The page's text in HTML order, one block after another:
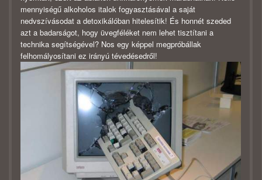
mennyiségű alkoholos italok fogyasztásával a saját
nedvszívásodat a detoxikálóban hitelesítik! És honnét szeded
azt a badarságot, hogy üvegféléket nem lehet tisztítani a
technika segítségével? Nos egy képpel megpróbállak
felhomályosítani ez irányú tévedésedről!